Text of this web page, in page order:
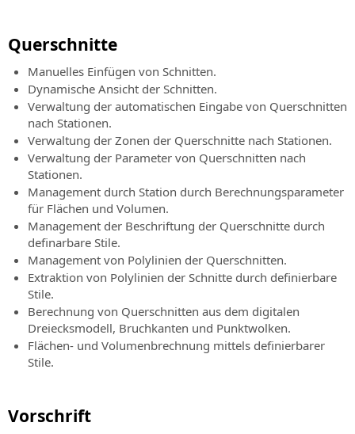
Querschnitte
Manuelles Einfügen von Schnitten.
Dynamische Ansicht der Schnitten.
Verwaltung der automatischen Eingabe von Querschnitten
nach Stationen.
Verwaltung der Zonen der Querschnitte nach Stationen.
Verwaltung der Parameter von Querschnitten nach
Stationen.
Management durch Station durch Berechnungsparameter
für Flächen und Volumen.
Management der Beschriftung der Querschnitte durch
definarbare Stile.
Management von Polylinien der Querschnitten.
Extraktion von Polylinien der Schnitte durch definierbare
Stile.
Berechnung von Querschnitten aus dem digitalen
Dreiecksmodell, Bruchkanten und Punktwolken.
Flächen- und Volumenbrechnung mittels definierbarer
Stile.
Vorschrift